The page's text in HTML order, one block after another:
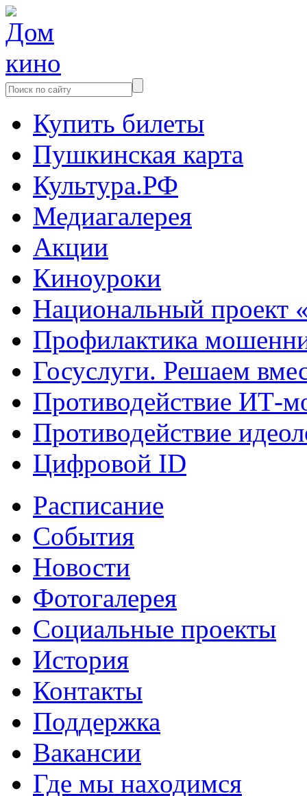
Купить билеты
Пушкинская карта
Культура.РФ
Медиагалерея
Акции
Киноуроки
Национальный проект
Профилактика
Госуслуги. Решаем
Противодействие ИТ-
Противодействие
Цифровой ID
Расписание
События
Новости
Фотогалерея
Социальные проекты
История
Контакты
Поддержка
Вакансии
Где мы находимся